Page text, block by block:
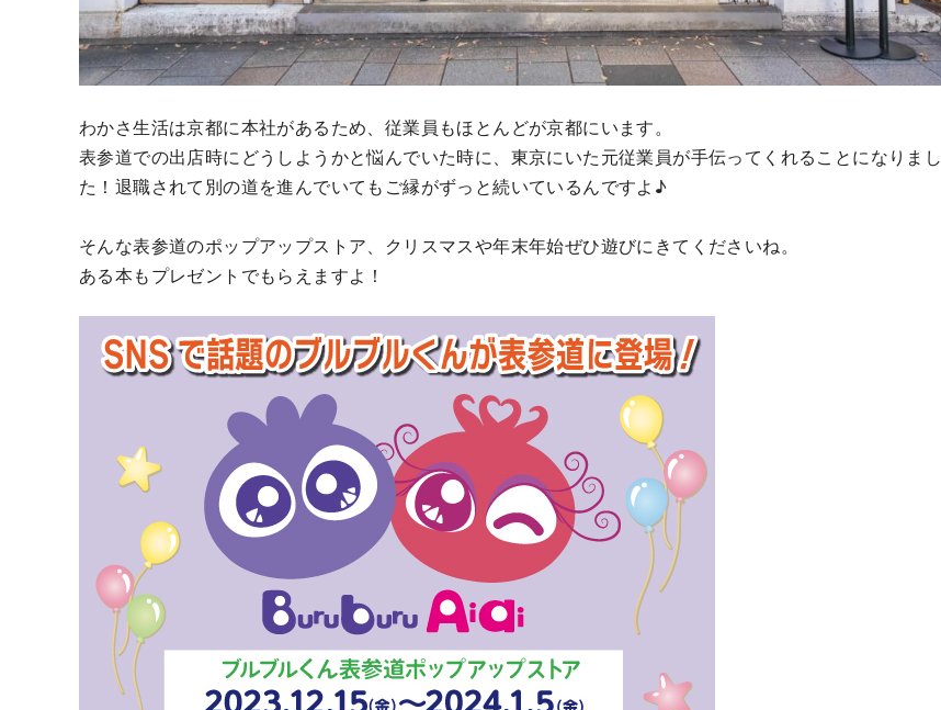
わかさ生活は京都に本社があるため、従業員もほとんどが京都にいます。
表参道での出店時にどうしようかと悩んでいた時に、東京にいた元従業員が手伝ってくれることになりまし
た！退職されて別の道を進んでいてもご縁がずっと続いているんですよ♪
そんな表参道のポップアップストア、クリスマスや年末年始ぜひ遊びにきてくださいね。
ある本もプレゼントでもらえますよ！